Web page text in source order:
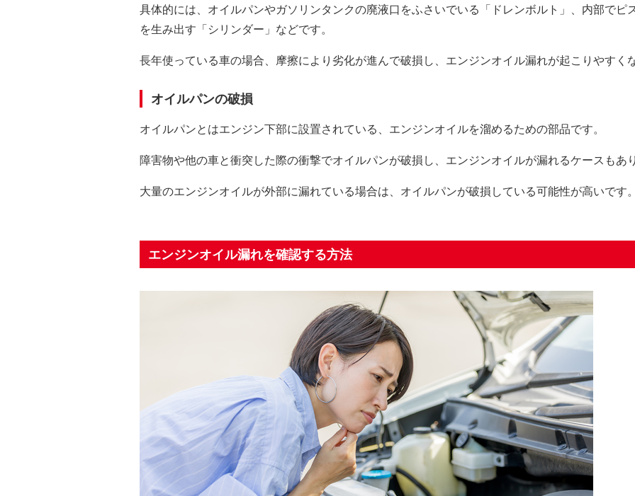
具体的には、オイルパンやガソリンタンクの廃液口をふさいでいる「ドレンボルト」、内部でピ
を生み出す「シリンダー」などです。
長年使っている車の場合、摩擦により劣化が進んで破損し、エンジンオイル漏れが起こりやすく
オイルパンの破損
オイルパンとはエンジン下部に設置されている、エンジンオイルを溜めるための部品です。
障害物や他の車と衝突した際の衝撃でオイルパンが破損し、エンジンオイルが漏れるケースもあり
大量のエンジンオイルが外部に漏れている場合は、オイルパンが破損している可能性が高いです。
エンジンオイル漏れを確認する方法